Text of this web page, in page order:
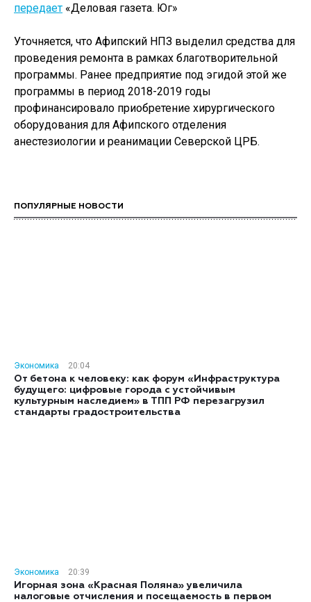
передает «Деловая газета. Юг»
Уточняется, что Афипский НПЗ выделил средства для
проведения ремонта в рамках благотворительной
программы. Ранее предприятие под эгидой этой же
программы в период 2018-2019 годы
профинансировало приобретение хирургического
оборудования для Афипского отделения
анестезиологии и реанимации Северской ЦРБ.
ПОПУЛЯРНЫЕ НОВОСТИ
Экономика
20:04
От бетона к человеку: как форум «Инфраструктура
будущего: цифровые города с устойчивым
культурным наследием» в ТПП РФ перезагрузил
стандарты градостроительства
Экономика
20:39
Игорная зона «Красная Поляна» увеличила
налоговые отчисления и посещаемость в первом